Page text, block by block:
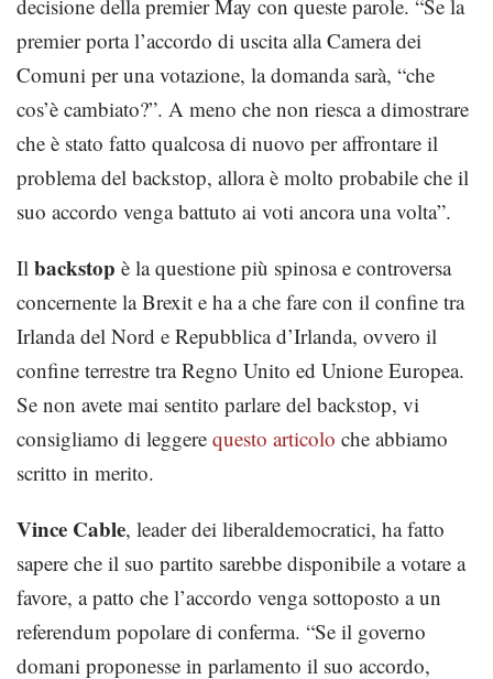
decisione della premier May con queste parole. “Se la
premier porta l’accordo di uscita alla Camera dei
Comuni per una votazione, la domanda sarà, “che
cos’è cambiato?”. A meno che non riesca a dimostrare
che è stato fatto qualcosa di nuovo per affrontare il
problema del backstop, allora è molto probabile che il
suo accordo venga battuto ai voti ancora una volta”.
Il backstop è la questione più spinosa e controversa
concernente la Brexit e ha a che fare con il confine tra
Irlanda del Nord e Repubblica d’Irlanda, ovvero il
confine terrestre tra Regno Unito ed Unione Europea.
Se non avete mai sentito parlare del backstop, vi
consigliamo di leggere questo articolo che abbiamo
scritto in merito.
Vince Cable, leader dei liberaldemocratici, ha fatto
sapere che il suo partito sarebbe disponibile a votare a
favore, a patto che l’accordo venga sottoposto a un
referendum popolare di conferma. “Se il governo
domani proponesse in parlamento il suo accordo,